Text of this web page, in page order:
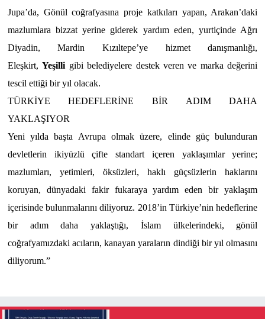
Jupa’da, Gönül coğrafyasına proje katkıları yapan, Arakan’daki
mazlumlara bizzat yerine giderek yardım eden, yurtiçinde Ağrı
Diyadin, Mardin Kızıltepe’ye hizmet danışmanlığı,
Eleşkirt,Yeşilli gibi belediyelere destek veren ve marka değerini
tescil ettiği bir yıl olacak.
TÜRKİYE HEDEFLERİNE BİR ADIM DAHA
YAKLAŞIYOR
Yeni yılda başta Avrupa olmak üzere, elinde güç bulunduran
devletlerin ikiyüzlü çifte standart içeren yaklaşımlar yerine;
mazlumları, yetimleri, öksüzleri, haklı güçsüzlerin haklarını
koruyan, dünyadaki fakir fukaraya yardım eden bir yaklaşım
içerisinde bulunmalarını diliyoruz. 2018’in Türkiye’nin hedeflerine
bir adım daha yaklaştığı, İslam ülkelerindeki, gönül
coğrafyamızdaki acıların, kanayan yaraların dindiği bir yıl olmasını
diliyorum.”